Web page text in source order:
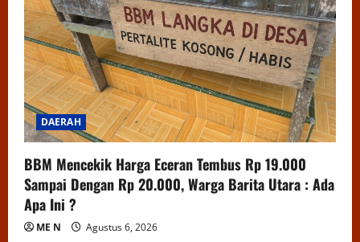
DAERAH
BBM Mencekik Harga Eceran Tembus Rp 19.000
Sampai Dengan Rp 20.000, Warga Barita Utara : Ada
Apa Ini ?
ME N Agustus 6, 2026